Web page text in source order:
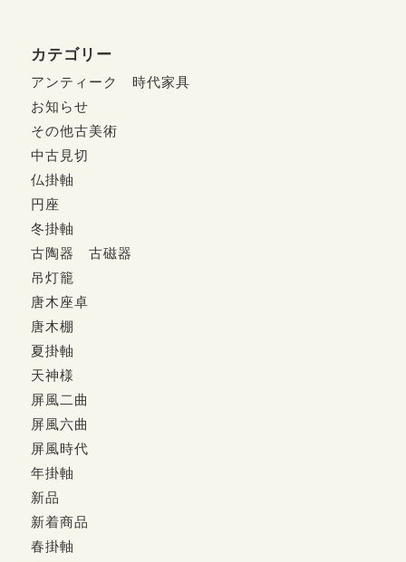
カテゴリー
アンティーク 時代家具
お知らせ
その他古美術
中古見切
仏掛軸
円座
冬掛軸
古陶器 古磁器
吊灯籠
唐木座卓
唐木棚
夏掛軸
天神様
屏風二曲
屏風六曲
屏風時代
年掛軸
新品
新着商品
春掛軸